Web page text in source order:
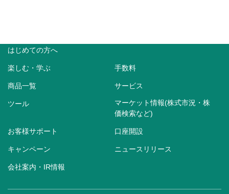
はじめての方へ
楽しむ・学ぶ 手数料
商品一覧 サービス
ツール
マーケット情報(株式市況・株
価検索など)
お客様サポート 口座開設
キャンペーン ニュースリリース
会社案内・IR情報